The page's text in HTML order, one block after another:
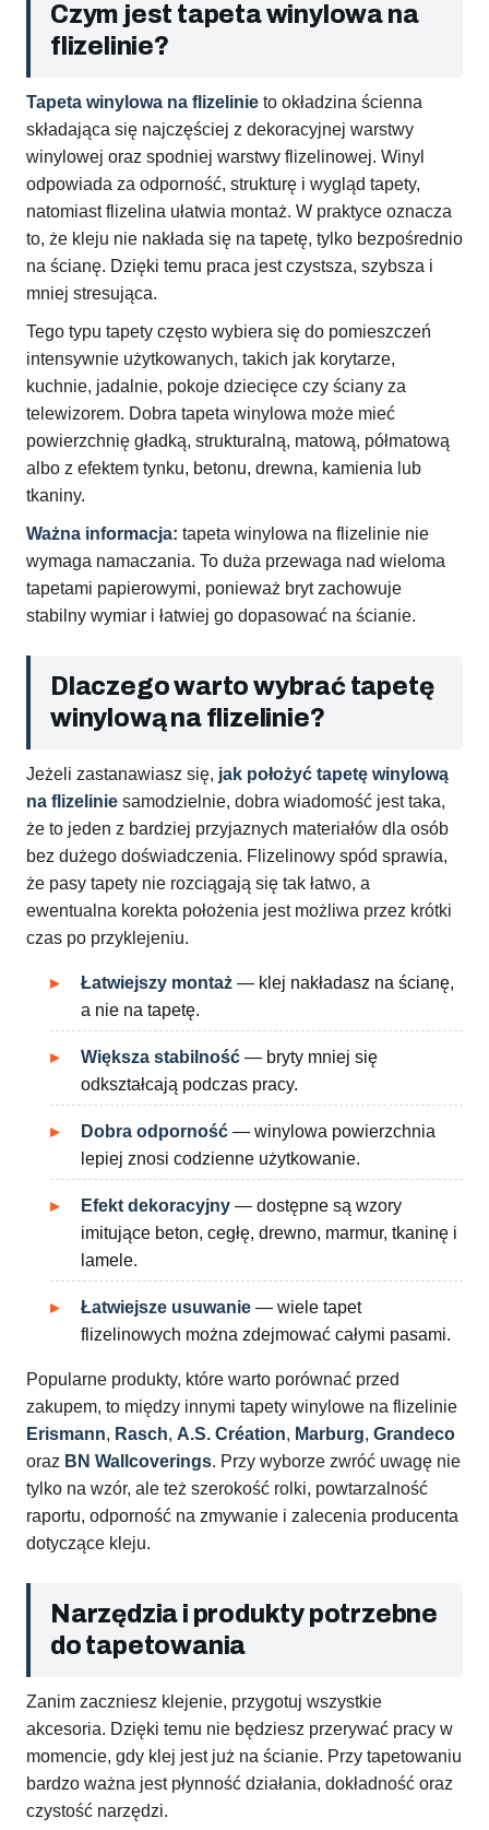
Czym jest tapeta winylowa na
flizelinie?
Tapeta winylowa na flizelinie to okładzina ścienna
składająca się najczęściej z dekoracyjnej warstwy
winylowej oraz spodniej warstwy flizelinowej. Winyl
odpowiada za odporność, strukturę i wygląd tapety,
natomiast flizelina ułatwia montaż. W praktyce oznacza
to, że kleju nie nakłada się na tapetę, tylko bezpośrednio
na ścianę. Dzięki temu praca jest czystsza, szybsza i
mniej stresująca.
Tego typu tapety często wybiera się do pomieszczeń
intensywnie użytkowanych, takich jak korytarze,
kuchnie, jadalnie, pokoje dziecięce czy ściany za
telewizorem. Dobra tapeta winylowa może mieć
powierzchnię gładką, strukturalną, matową, półmatową
albo z efektem tynku, betonu, drewna, kamienia lub
tkaniny.
Ważna informacja: tapeta winylowa na flizelinie nie
wymaga namaczania. To duża przewaga nad wieloma
tapetami papierowymi, ponieważ bryt zachowuje
stabilny wymiar i łatwiej go dopasować na ścianie.
Dlaczego warto wybrać tapetę
winylową na flizelinie?
Jeżeli zastanawiasz się, jak położyć tapetę winylową
na flizelinie samodzielnie, dobra wiadomość jest taka,
że to jeden z bardziej przyjaznych materiałów dla osób
bez dużego doświadczenia. Flizelinowy spód sprawia,
że pasy tapety nie rozciągają się tak łatwo, a
ewentualna korekta położenia jest możliwa przez krótki
czas po przyklejeniu.
Łatwiejszy montaż — klej nakładasz na ścianę,
a nie na tapetę.
Większa stabilność — bryty mniej się
odkształcają podczas pracy.
Dobra odporność — winylowa powierzchnia
lepiej znosi codzienne użytkowanie.
Efekt dekoracyjny — dostępne są wzory
imitujące beton, cegłę, drewno, marmur, tkaninę i
lamele.
Łatwiejsze usuwanie — wiele tapet
flizelinowych można zdejmować całymi pasami.
Popularne produkty, które warto porównać przed
zakupem, to między innymi tapety winylowe na flizelinie
Erismann, Rasch, A.S. Création, Marburg, Grandeco
oraz BN Wallcoverings. Przy wyborze zwróć uwagę nie
tylko na wzór, ale też szerokość rolki, powtarzalność
raportu, odporność na zmywanie i zalecenia producenta
dotyczące kleju.
Narzędzia i produkty potrzebne
do tapetowania
Zanim zaczniesz klejenie, przygotuj wszystkie
akcesoria. Dzięki temu nie będziesz przerywać pracy w
momencie, gdy klej jest już na ścianie. Przy tapetowaniu
bardzo ważna jest płynność działania, dokładność oraz
czystość narzędzi.